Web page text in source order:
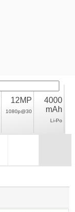
12MP
1080p@30
4000
mAh
Li-Po